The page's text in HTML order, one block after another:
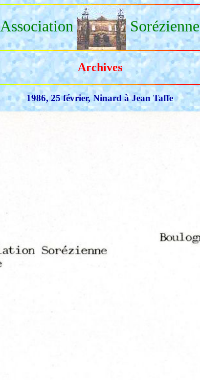
Association Sorézienne
Archives
1986, 25 février, Ninard à Jean Taffe